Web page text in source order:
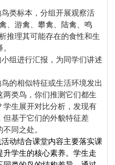
类标本，分组开展观察活
、游禽、攀禽、陆禽、鸣
推理其可能存在的食性和生
组进行汇报，为同学们讲述
的相似特征或生活环境发出
类鸟，你们推测它们都生
生展开对比分析，发现有
但基于它们的外貌特征差
同之处。
动结合课堂内容主要落实课
学生的核心素养。学生走